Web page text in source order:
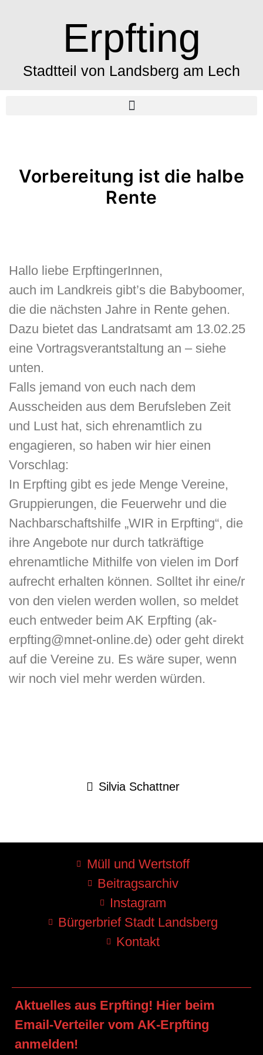
Erpfting
Stadtteil von Landsberg am Lech
Vorbereitung ist die halbe
Rente
Hallo liebe ErpftingerInnen,
auch im Landkreis gibt’s die Babyboomer,
die die nächsten Jahre in Rente gehen.
Dazu bietet das Landratsamt am 13.02.25
eine Vortragsverantstaltung an – siehe
unten.
Falls jemand von euch nach dem
Ausscheiden aus dem Berufsleben Zeit
und Lust hat, sich ehrenamtlich zu
engagieren, so haben wir hier einen
Vorschlag:
In Erpfting gibt es jede Menge Vereine,
Gruppierungen, die Feuerwehr und die
Nachbarschaftshilfe „WIR in Erpfting“, die
ihre Angebote nur durch tatkräftige
ehrenamtliche Mithilfe von vielen im Dorf
aufrecht erhalten können. Solltet ihr eine/r
von den vielen werden wollen, so meldet
euch entweder beim AK Erpfting (ak-
erpfting@mnet-online.de) oder geht direkt
auf die Vereine zu. Es wäre super, wenn
wir noch viel mehr werden würden.
Silvia Schattner
Müll und Wertstoff
Beitragsarchiv
Instagram
Bürgerbrief Stadt Landsberg
Kontakt
Aktuelles aus Erpfting! Hier beim
Email-Verteiler vom AK-Erpfting
anmelden!